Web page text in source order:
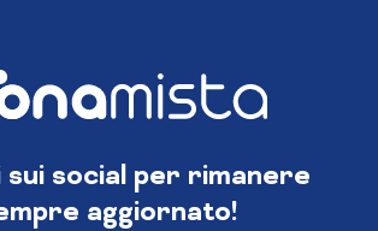
sui social per rimanere
aggiornato!